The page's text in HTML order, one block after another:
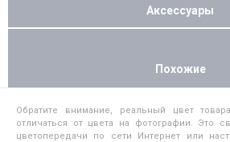
Аксессуары
Похожие
Обратите внимание, реальный цвет
отличаться от цвета на фотографии. Это
цветопередачи по сети Интернет или